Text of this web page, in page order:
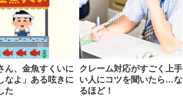
ん、金魚すくいに
なよ」ある呟きに
た
クレーム対応がすごく上手
い人にコツを聞いたら…な
るほど！